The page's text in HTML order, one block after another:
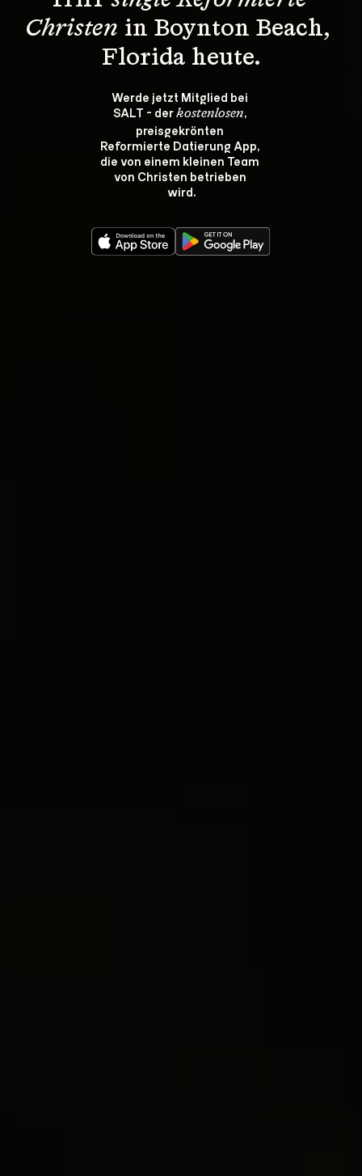
Christen in Boynton Beach,
Florida heute.
Werde jetzt Mitglied bei
SALT - der kostenlosen,
preisgekrönten
Reformierte Datierung App,
die von einem kleinen Team
von Christen betrieben
wird.